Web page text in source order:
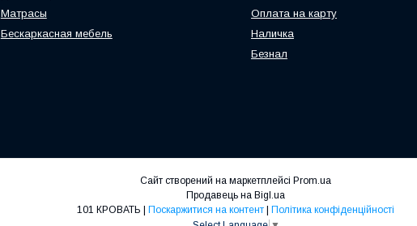
Матрасы
Бескаркасная мебель
Оплата на карту
Наличка
Безнал
Сайт створений на маркетплейсі Prom.ua
Продавець на Bigl.ua
101 КРОВАТЬ | Поскаржитися на контент | Політика конфіденційності